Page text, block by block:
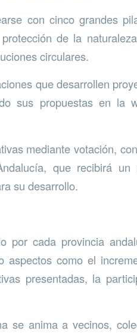
con cinco grandes
de la
circulares.
que desarrollen
sus propuestas en la
mediante votación,
que recibirá un
su desarrollo.
por cada provincia
aspectos como el
presentadas, la
se anima a vecinos,